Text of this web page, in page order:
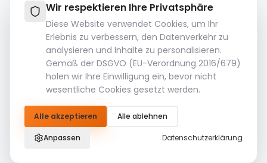
Wir respektieren Ihre Privatsphäre
Diese Website verwendet Cookies, um Ihr
Erlebnis zu verbessern, den Datenverkehr zu
analysieren und Inhalte zu personalisieren.
Gemäß der DSGVO (EU-Verordnung 2016/679)
holen wir Ihre Einwilligung ein, bevor nicht
wesentliche Cookies gesetzt werden.
Alle akzeptieren Alle ablehnen
Anpassen Datenschutzerklärung
Aufbewahrungsrichtlinie:
Mediendateien (Bilder, Videos, Audiodateien usw.) werden
14 Tage lang aufbewahrt.
speichern Sie sie.
© 2026 IAOnboard. Alle Rechte vorbehalten.